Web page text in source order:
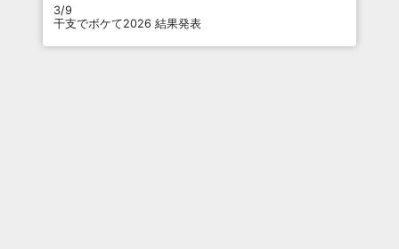
3/9
干支でボケて2026 結果発表